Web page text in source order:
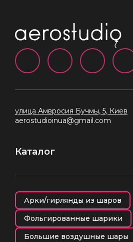
улица Амвросия Бучмы, 5, Киев
aerostudioinua@gmail.com
Каталог
Арки/гирлянды из шаров
Фольгированные шарики
Большие воздушные шары